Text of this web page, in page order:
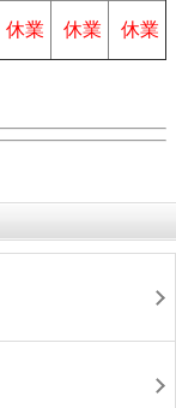
休業 休業 休業